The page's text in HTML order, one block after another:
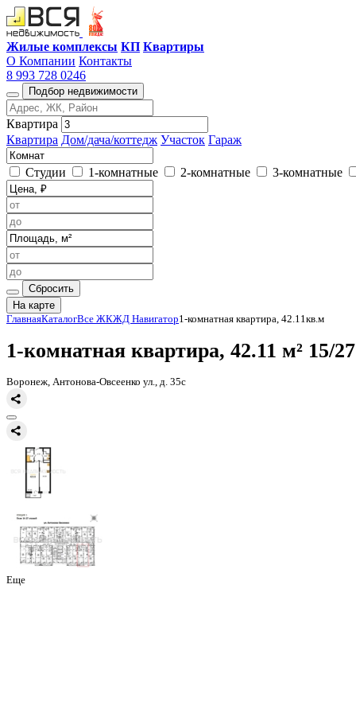
Жилые комплексы КП Квартиры
О Компании Контакты
8 993 728 0246
Подбор недвижимости
Квартира
Квартира Дом/дача/коттедж Участок Гараж
Студии 1-комнатные 2-комнатные 3-комнатные
Сбросить
На карте
Главная
1-комнатная квартира,
Воронеж, Антонова-Овсеенко ул., д. 35с